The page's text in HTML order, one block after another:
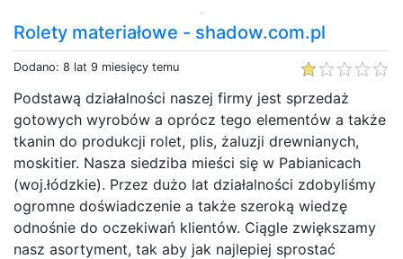
Rolety materiałowe - shadow.com.pl
Dodano: 8 lat 9 miesięcy temu
Podstawą działalności naszej firmy jest sprzedaż
gotowych wyrobów a oprócz tego elementów a także
tkanin do produkcji rolet, plis, żaluzji drewnianych,
moskitier. Nasza siedziba mieści się w Pabianicach
(woj.łódzkie). Przez dużo lat działalności zdobyliśmy
ogromne doświadczenie a także szeroką wiedzę
odnośnie do oczekiwań klientów. Ciągle zwiększamy
nasz asortyment, tak aby jak najlepiej sprostać